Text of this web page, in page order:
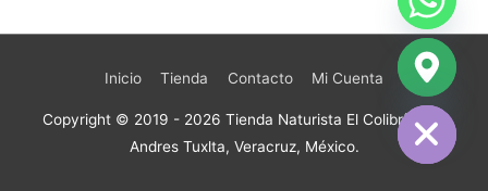
Inicio Tienda Contacto Mi Cuenta
Copyright © 2019 - 2026 Tienda Naturista El Colibrí| San
Andres Tuxlta, Veracruz, México.
Hide
chaty